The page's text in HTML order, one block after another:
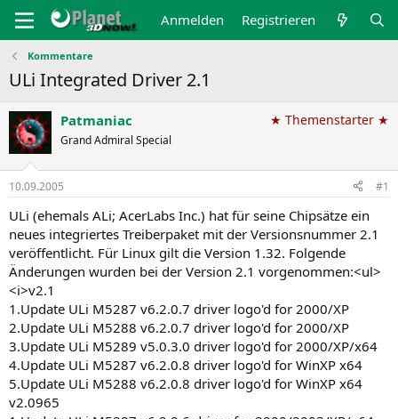
Anmelden Registrieren
Kommentare
ULi Integrated Driver 2.1
Patmaniac
Grand Admiral Special
★ Themenstarter ★
10.09.2005 #1
ULi (ehemals ALi; AcerLabs Inc.) hat für seine Chipsätze ein
neues integriertes Treiberpaket mit der Versionsnummer 2.1
veröffentlicht. Für Linux gilt die Version 1.32. Folgende
Änderungen wurden bei der Version 2.1 vorgenommen:<ul>
<i>v2.1
1.Update ULi M5287 v6.2.0.7 driver logo'd for 2000/XP
2.Update ULi M5288 v6.2.0.7 driver logo'd for 2000/XP
3.Update ULi M5289 v5.0.3.0 driver logo'd for 2000/XP/x64
4.Update ULi M5287 v6.2.0.8 driver logo'd for WinXP x64
5.Update ULi M5288 v6.2.0.8 driver logo'd for WinXP x64
v2.0965